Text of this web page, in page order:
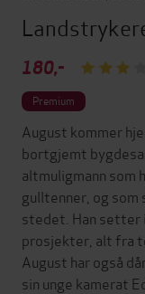
180,-
Premium
August kommer
bortgjemt
altmuligmann som
gulltenner, og som
stedet. Han setter
prosjekter, alt fra
August har også
sin unge kamerat